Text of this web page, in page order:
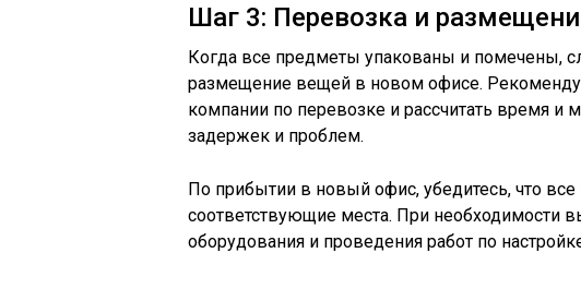
Шаг 3: Перевозка и
Когда все предметы упакованы и помечены,
размещение вещей в новом офисе.
компании по перевозке и рассчитать время и
задержек и проблем.
По прибытии в новый офис, убедитесь, что
соответствующие места. При необходимости
оборудования и проведения работ по